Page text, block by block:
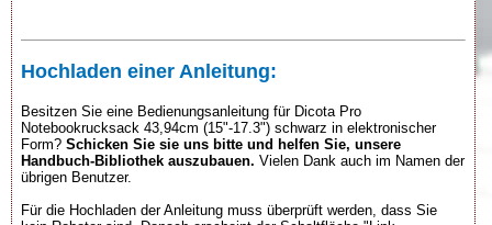
Hochladen einer Anleitung:
Besitzen Sie eine Bedienungsanleitung für Dicota Pro
Notebookrucksack 43,94cm (15"-17.3") schwarz in elektronischer
Form? Schicken Sie sie uns bitte und helfen Sie, unsere
Handbuch-Bibliothek auszubauen. Vielen Dank auch im Namen der
übrigen Benutzer.
Für die Hochladen der Anleitung muss überprüft werden, dass Sie